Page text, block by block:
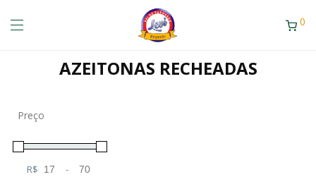
0
AZEITONAS RECHEADAS
Preço
R$ -